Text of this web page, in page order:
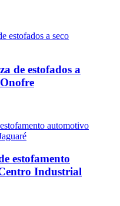
de estofados a
estofamento
Industrial